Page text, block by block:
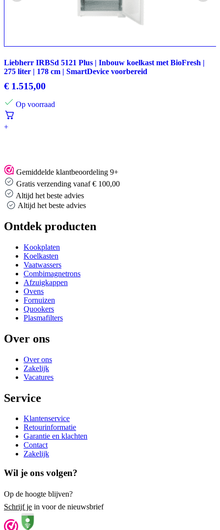
Liebherr IRBSd 5121 Plus | Inbouw koelkast met BioFresh |
275 liter | 178 cm | SmartDevice voorbereid
€ 1.515,00
Op voorraad
+
Gemiddelde klantbeoordeling 9+
Gratis verzending vanaf € 100,00
Altijd het beste advies
Altijd het beste advies
Ontdek producten
Kookplaten
Koelkasten
Vaatwassers
Combimagnetrons
Afzuigkappen
Ovens
Fornuizen
Quookers
Plasmafilters
Over ons
Over ons
Zakelijk
Vacatures
Service
Klantenservice
Retourinformatie
Garantie en klachten
Contact
Zakelijk
Wil je ons volgen?
Op de hoogte blijven?
Schrijf je in voor de nieuwsbrief